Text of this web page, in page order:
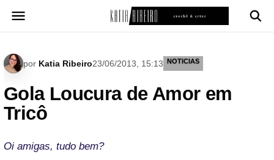
para
por Katia Ribeiro23/06/2013, 15:13 NOTICIAS
Gola Loucura de Amor em
Tricô
Oi amigas, tudo bem?